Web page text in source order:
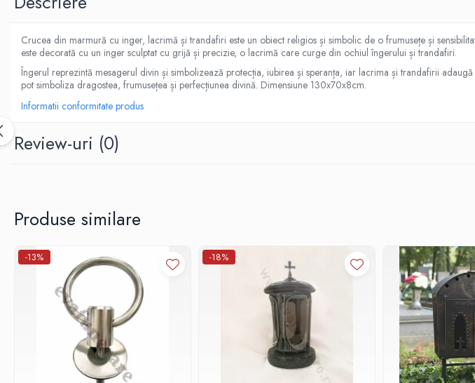
REDUCERI SI PROMOTII
Crucea din marmură cu inger, lacrimă și trandafiri este un obiect religios și simbolic de o frumusețe și
este decorată cu un inger sculptat cu grijă și precizie, o lacrimă care curge din ochiul îngerului și trandafiri.
Îngerul reprezintă mesagerul divin și simbolizează protecția, iubirea și speranța, iar lacrima și trandafirii
pot simboliza dragostea, frumusețea și perfecțiunea divină. Dimensiune 130x70x8cm.
Informatii conformitate produs
Review-uri (0)
Produse similare
-13% -18%